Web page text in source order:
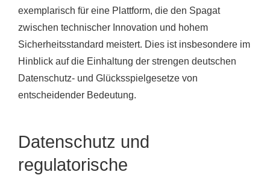
exemplarisch für eine Plattform, die den Spagat
zwischen technischer Innovation und hohem
Sicherheitsstandard meistert. Dies ist insbesondere im
Hinblick auf die Einhaltung der strengen deutschen
Datenschutz- und Glücksspielgesetze von
entscheidender Bedeutung.
Datenschutz und
regulatorische